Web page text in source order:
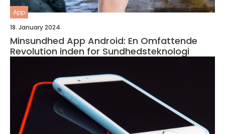
App
18. January 2024
Minsundhed App Android: En Omfattende
Revolution inden for Sundhedsteknologi